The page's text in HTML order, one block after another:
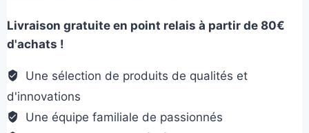
2
en
1
Livraison gratuite en point relais à partir de 80€
d'achats !
Une sélection de produits de qualités et
d'innovations
Une équipe familiale de passionnés